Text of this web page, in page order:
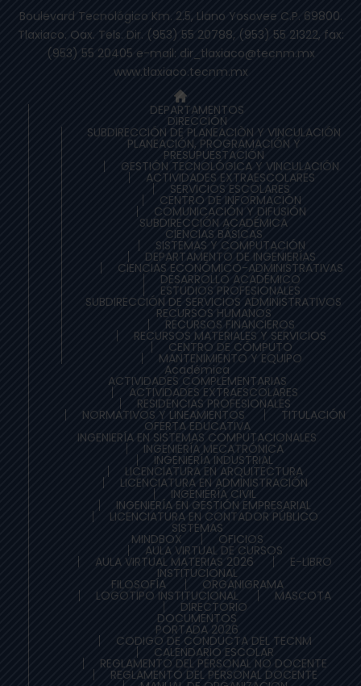
Boulevard Tecnológico Km. 2.5, Llano Yosovee C.P. 69800.
Tlaxiaco. Oax. Tels. Dir. (953) 55 20788, (953) 55 21322, fax:
(953) 55 20405 e-mail: dir_tlaxiaco@tecnm.mx
www.tlaxiaco.tecnm.mx
DEPARTAMENTOS
DIRECCIÓN
SUBDIRECCIÓN DE PLANEACIÒN Y VINCULACIÓN
PLANEACIÓN, PROGRAMACIÓN Y
PRESUPUESTACIÓN
GESTIÓN TECNOLÓGICA Y VINCULACIÓN
ACTIVIDADES EXTRAESCOLARES
SERVICIOS ESCOLARES
CENTRO DE INFORMACIÓN
COMUNICACIÓN Y DIFUSIÓN
SUBDIRECCIÓN ACADÉMICA
CIENCIAS BÁSICAS
SISTEMAS Y COMPUTACIÓN
DEPARTAMENTO DE INGENIERÍAS
CIENCIAS ECONÓMICO-ADMINISTRATIVAS
DESARROLLO ACADÉMICO
ESTUDIOS PROFESIONALES
SUBDIRECCIÓN DE SERVICIOS ADMINISTRATIVOS
RECURSOS HUMANOS
RECURSOS FINANCIEROS
RECURSOS MATERIALES Y SERVICIOS
CENTRO DE CÓMPUTO
MANTENIMIENTO Y EQUIPO
Académica
ACTIVIDADES COMPLEMENTARIAS
ACTIVIDADES EXTRAESCOLARES
RESIDENCIAS PROFESIONALES
NORMATIVOS Y LINEAMIENTOS TITULACIÓN
OFERTA EDUCATIVA
INGENIERÍA EN SISTEMAS COMPUTACIONALES
INGENIERÍA MECATRÓNICA
INGENIERÍA INDUSTRIAL
LICENCIATURA EN ARQUITECTURA
LICENCIATURA EN ADMINISTRACIÓN
INGENIERÍA CIVIL
INGENIERÍA EN GESTIÓN EMPRESARIAL
LICENCIATURA EN CONTADOR PÚBLICO
SISTEMAS
MINDBOX OFICIOS
AULA VIRTUAL DE CURSOS
AULA VIRTUAL MATERIAS 2026 E-LIBRO
INSTITUCIONAL
FILOSOFÍA ORGANIGRAMA
LOGOTIPO INSTITUCIONAL MASCOTA
DIRECTORIO
DOCUMENTOS
PORTADA 2026
CODIGO DE CONDUCTA DEL TECNM
CALENDARIO ESCOLAR
REGLAMENTO DEL PERSONAL NO DOCENTE
REGLAMENTO DEL PERSONAL DOCENTE